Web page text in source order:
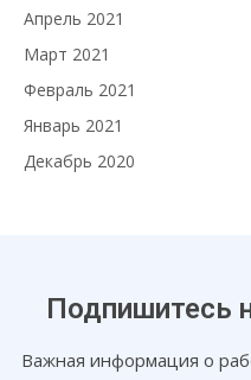
Апрель 2021
Март 2021
Февраль 2021
Январь 2021
Декабрь 2020
Подпишитесь
Важная информация о